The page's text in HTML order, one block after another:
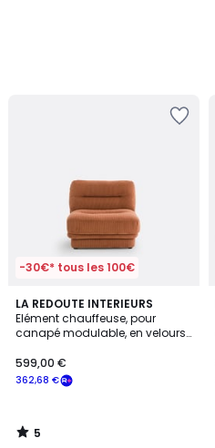
-30€* tous les 100€
LA REDOUTE INTERIEURS
Elément chauffeuse, pour
canapé modulable, en velours
362,68 €
599,00 €
5
/
5
5
/